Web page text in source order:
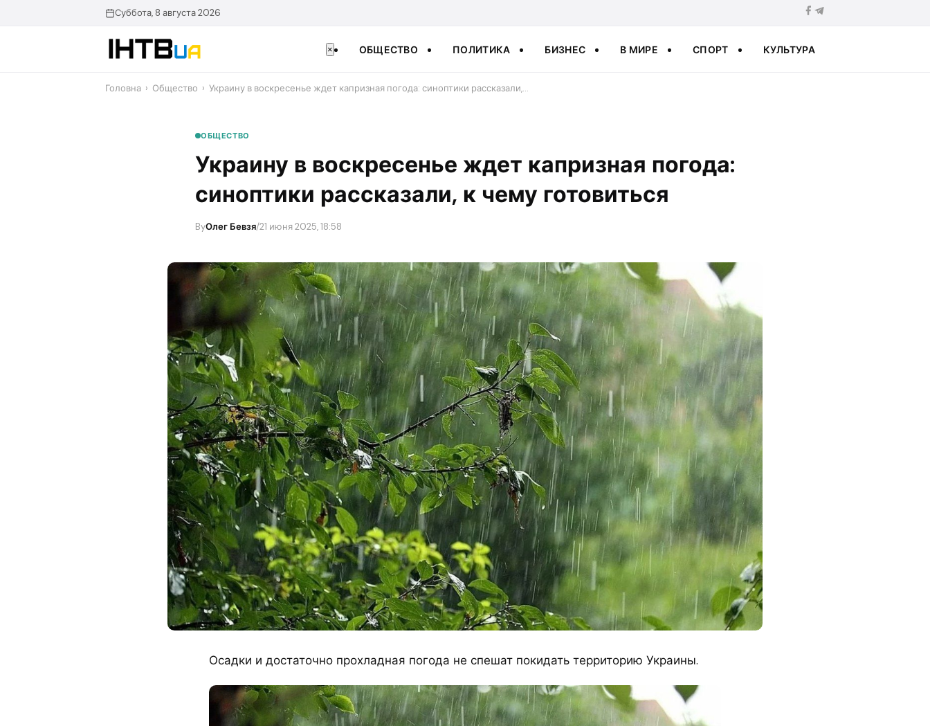
Суббота, 8 августа 2026
× ОБЩЕСТВО ПОЛИТИКА БИЗНЕС В МИРЕ СПОРТ КУЛЬТУРА
Головна › Общество › Украину в воскресенье ждет капризная погода: синоптики рассказали,…
ОБЩЕСТВО
Украину в воскресенье ждет капризная погода:
синоптики рассказали, к чему готовиться
ByОлег Бевзя/21 июня 2025, 18:58
Осадки и достаточно прохладная погода не спешат покидать территорию Украины.